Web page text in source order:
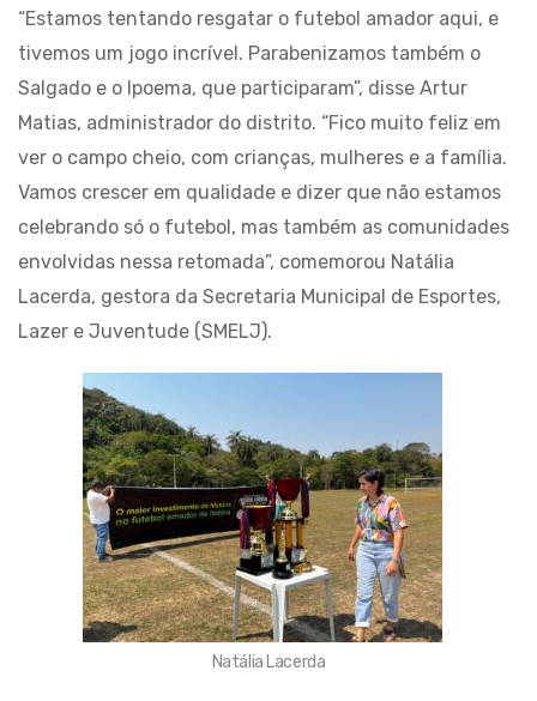
“Estamos tentando resgatar o futebol amador aqui, e
tivemos um jogo incrível. Parabenizamos também o
Salgado e o Ipoema, que participaram”, disse Artur
Matias, administrador do distrito. “Fico muito feliz em
ver o campo cheio, com crianças, mulheres e a família.
Vamos crescer em qualidade e dizer que não estamos
celebrando só o futebol, mas também as comunidades
envolvidas nessa retomada”, comemorou Natália
Lacerda, gestora da Secretaria Municipal de Esportes,
Lazer e Juventude (SMELJ).
Natália Lacerda